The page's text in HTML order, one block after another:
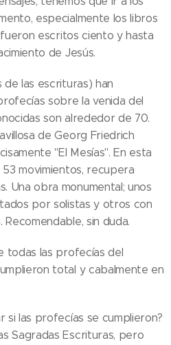
especialmente los libros
escritos ciento y hasta
de Jesús.
las escrituras) han
sobre la venida del
son alrededor de 70.
de Georg Friedrich
"El Mesías". En esta
movimientos, recupera
Una obra monumental; unos
por solistas y otros con
sin duda.
todas las profecías del
total y cabalmente en
si las profecías se cumplieron?
Sagradas Escrituras, pero